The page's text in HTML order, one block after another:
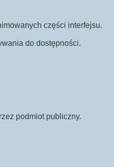
części interfejsu.
do dostępności.
podmiot publiczny.